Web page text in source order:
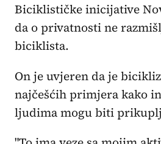
Biciklističke inicijative
da o privatnosti ne
biciklista.
On je uvjeren da je
najčešćih primjera kako
ljudima mogu biti